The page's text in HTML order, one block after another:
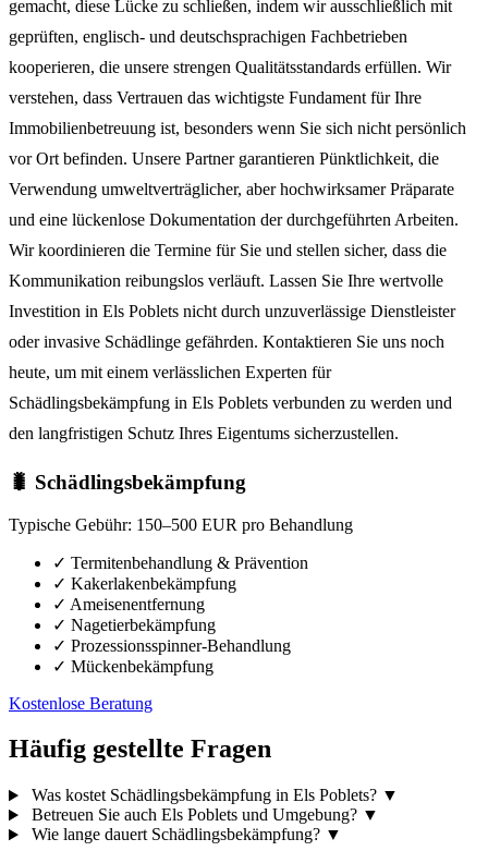
gemacht, diese Lücke zu schließen, indem wir ausschließlich mit
geprüften, englisch- und deutschsprachigen Fachbetrieben
kooperieren, die unsere strengen Qualitätsstandards erfüllen. Wir
verstehen, dass Vertrauen das wichtigste Fundament für Ihre
Immobilienbetreuung ist, besonders wenn Sie sich nicht persönlich
vor Ort befinden. Unsere Partner garantieren Pünktlichkeit, die
Verwendung umweltverträglicher, aber hochwirksamer Präparate
und eine lückenlose Dokumentation der durchgeführten Arbeiten.
Wir koordinieren die Termine für Sie und stellen sicher, dass die
Kommunikation reibungslos verläuft. Lassen Sie Ihre wertvolle
Investition in Els Poblets nicht durch unzuverlässige Dienstleister
oder invasive Schädlinge gefährden. Kontaktieren Sie uns noch
heute, um mit einem verlässlichen Experten für
Schädlingsbekämpfung in Els Poblets verbunden zu werden und
den langfristigen Schutz Ihres Eigentums sicherzustellen.
🐛 Schädlingsbekämpfung
Typische Gebühr: 150–500 EUR pro Behandlung
✓ Termitenbehandlung & Prävention
✓ Kakerlakenbekämpfung
✓ Ameisenentfernung
✓ Nagetierbekämpfung
✓ Prozessionsspinner-Behandlung
✓ Mückenbekämpfung
Kostenlose Beratung
Häufig gestellte Fragen
Was kostet Schädlingsbekämpfung in Els Poblets? ▼
Betreuen Sie auch Els Poblets und Umgebung? ▼
Wie lange dauert Schädlingsbekämpfung? ▼